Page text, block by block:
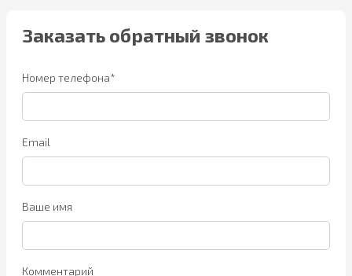
Заказать обратный звонок
Номер телефона*
Email
Ваше имя
Комментарий